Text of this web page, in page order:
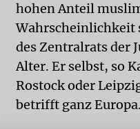
hohen Anteil
Wahrscheinlichkeit
des Zentralrats der
Alter. Er selbst, so
Rostock oder
betrifft ganz